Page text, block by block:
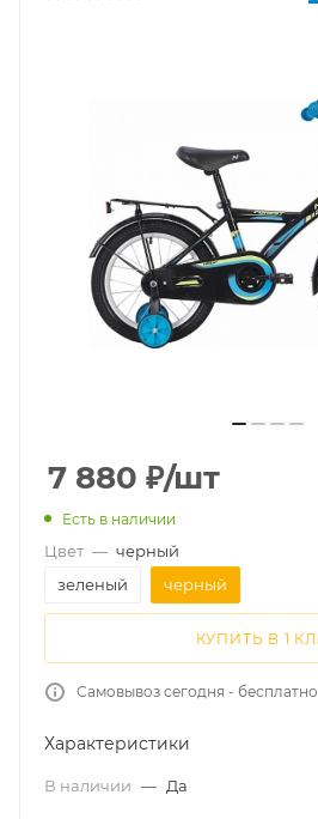
7 880 ₽/шт
Есть в наличии
Цвет — черный
зеленый
черный
КУПИТЬ В 1
Самовывоз сегодня - бесплатно
Характеристики
В наличии — Да